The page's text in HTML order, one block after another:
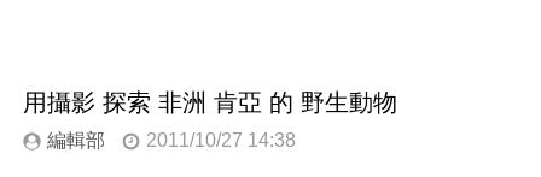
用攝影 探索 非洲 肯亞 的 野生動物
編輯部 2011/10/27 14:38